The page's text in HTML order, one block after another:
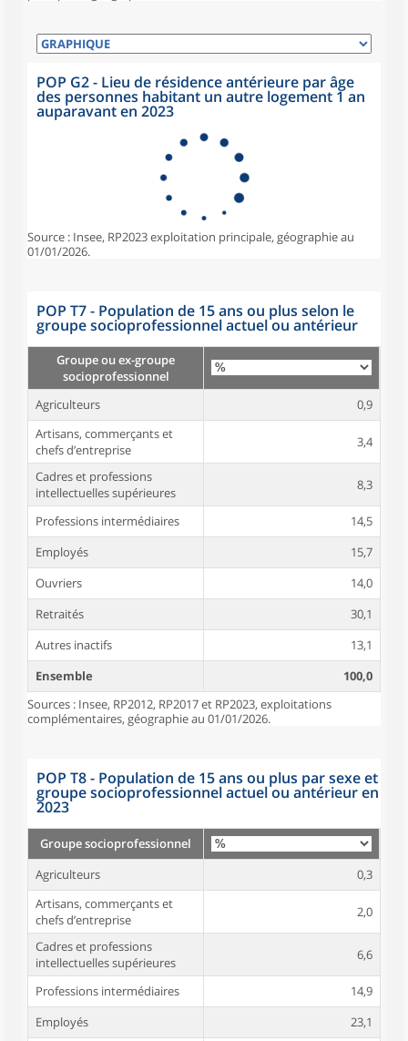
POP G2 - Lieu de résidence antérieure par âge
des personnes habitant un autre logement 1 an
auparavant en 2023
Source : Insee, RP2023 exploitation principale, géographie au
01/01/2026.
POP T7 - Population de 15 ans ou plus selon le
groupe socioprofessionnel actuel ou antérieur
Groupe ou ex-groupe
socioprofessionnel
Agriculteurs
0,9
Artisans, commerçants et
chefs d’entreprise
3,4
Cadres et professions
intellectuelles supérieures
8,3
Professions intermédiaires
14,5
Employés
15,7
Ouvriers
14,0
Retraités
30,1
Autres inactifs
13,1
Ensemble
100,0
Sources : Insee, RP2012, RP2017 et RP2023, exploitations
complémentaires, géographie au 01/01/2026.
POP T8 - Population de 15 ans ou plus par sexe et
groupe socioprofessionnel actuel ou antérieur en
2023
Groupe socioprofessionnel
Agriculteurs
0,3
Artisans, commerçants et
chefs d’entreprise
2,0
Cadres et professions
intellectuelles supérieures
6,6
Professions intermédiaires
14,9
Employés
23,1